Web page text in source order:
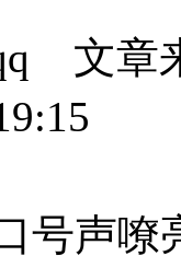
文
嘹亮